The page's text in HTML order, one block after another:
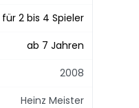
für 2 bis 4 Spieler
ab 7 Jahren
2008
Heinz Meister